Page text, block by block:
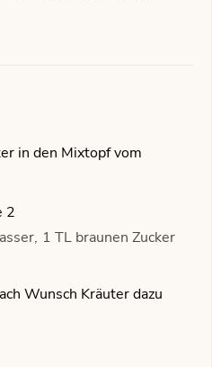
in den Mixtopf vom
2
1 TL braunen Zucker
Wunsch Kräuter dazu